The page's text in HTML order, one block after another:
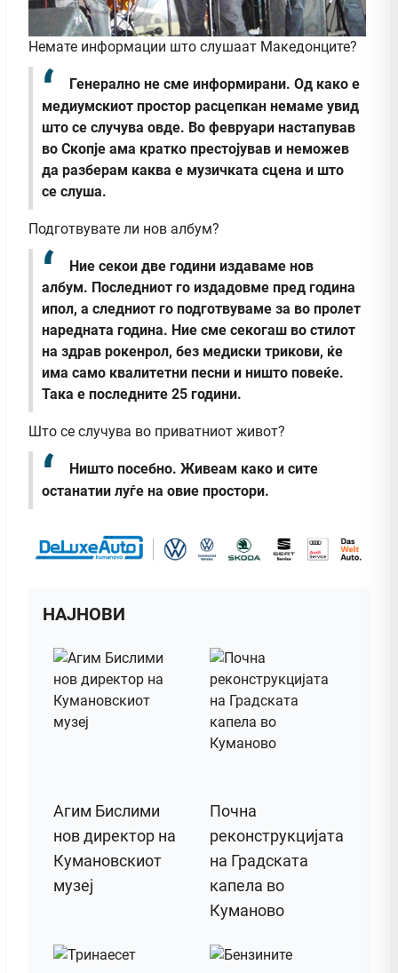
Немате информации што слушаат Македонците?
Генерално не сме информирани. Од како е
медиумскиот простор расцепкан немаме увид
што се случува овде. Во февруари настапував
во Скопје ама кратко престојував и неможев
да разберам каква е музичката сцена и што
се слуша.
Подготвувате ли нов албум?
Ние секои две години издаваме нов
албум. Последниот го издадовме пред година
ипол, а следниот го подготвуваме за во пролет
наредната година. Ние сме секогаш во стилот
на здрав рокенрол, без медиски трикови, ќе
има само квалитетни песни и ништо повеќе.
Така е последните 25 години.
Што се случува во приватниот живот?
Ништо посебно. Живеам како и сите
останатии луѓе на овие простори.
НАЈНОВИ
Агим Бислими
нов директор на
Кумановскиот
музеј
Почна
реконструкцијата
на Градската
капела во
Куманово